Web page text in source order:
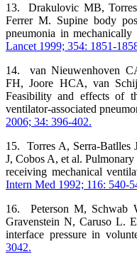
13. Drakulovic MB,
Ferrer M. Supine body
pneumonia in mechanically
Lancet 1999; 354: 1851-
14. van Nieuwenhoven
FH, Joore HCA, van
Feasibility and effects of
ventilator-associated
2006; 34: 396-402.
15. Torres A, Serra-Batlles
J, Cobos A, et al.
receiving mechanical
Intern Med 1992; 116: 540-
16. Peterson M, Schwab
Gravenstein N, Caruso L.
interface pressure in
3042.